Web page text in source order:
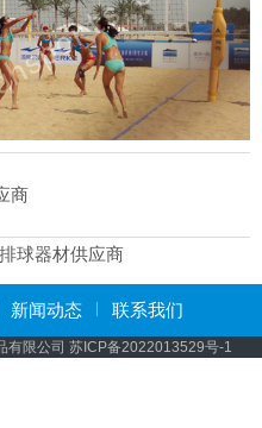
商
球器材供应商
新闻动态 联系我们
有限公司 苏ICP备2022013529号-1